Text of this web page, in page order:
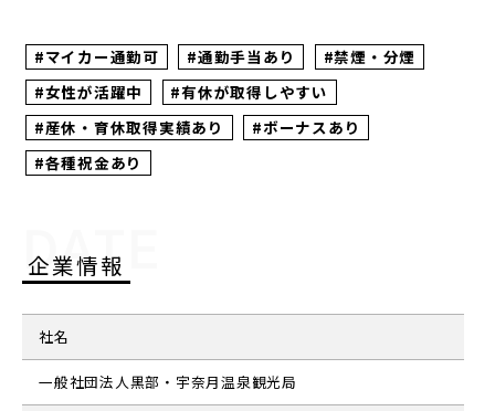
#マイカー通勤可 #通勤手当あり
#禁煙・分煙
#女性が活躍中
#有休が取得しやすい
#産休・育休取得実績あり
#ボーナスあり
#各種祝金あり
DATE
企業情報
社名
一般社団法人黒部・宇奈月温泉観光局